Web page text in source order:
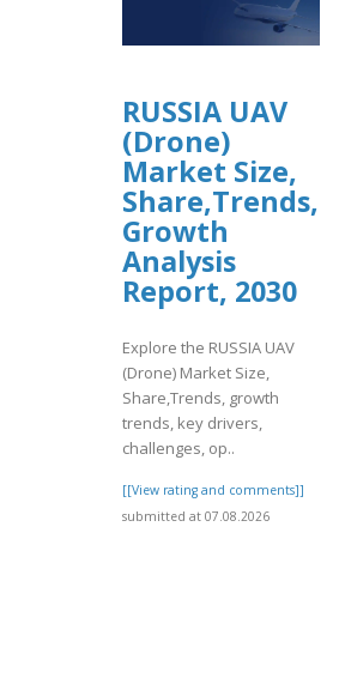
RUSSIA UAV
(Drone)
Market Size,
Share,Trends,
Growth
Analysis
Report, 2030
Explore the RUSSIA UAV
(Drone) Market Size,
Share,Trends, growth
trends, key drivers,
challenges, op..
[[View rating and comments]]
submitted at 07.08.2026